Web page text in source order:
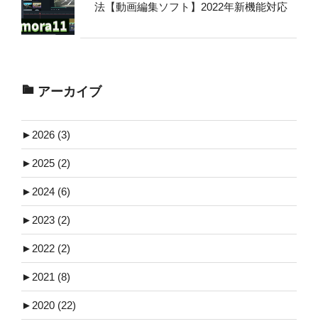
法【動画編集ソフト】2022年新機能対応
アーカイブ
► 2026 (3)
► 2025 (2)
► 2024 (6)
► 2023 (2)
► 2022 (2)
► 2021 (8)
► 2020 (22)